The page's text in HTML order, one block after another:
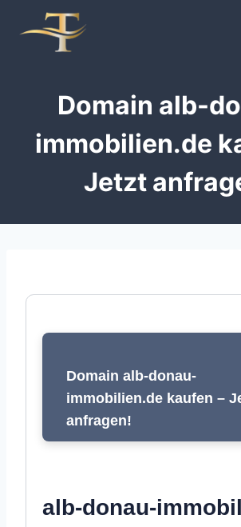
Inhalt
Domain alb-
immobilien.de
Jetzt
Domain alb-donau-
immobilien.de kaufen –
anfragen!
alb-donau-